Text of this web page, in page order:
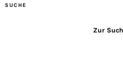
SUCHE
Zur